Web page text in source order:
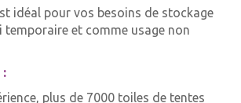
idéal pour vos besoins de stockage
temporaire et comme usage non
:
plus de 7000 toiles de tentes